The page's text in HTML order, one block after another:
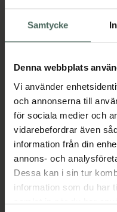
Samtycke
Denna webbplats
Vi använder
och annonserna till
för sociala medier och
vidarebefordrar även
information från din
annons- och
Dessa kan i sin tur
information som du har
samlat in när du har
16744 Bromma
09:00-
Måndag
Tisdag
Onsdag